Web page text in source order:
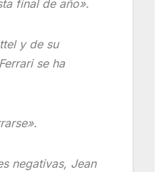
final de año».
y de su
se ha
negativas, Jean